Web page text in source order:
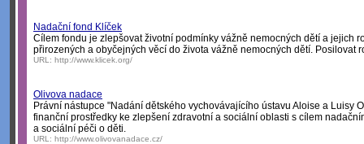
Nadační fond Klíček
Cílem fondu je zlepšovat životní podmínky vážně nemocných dětí a jejich
přirozených a obyčejných věcí do života vážně nemocných dětí. Posilovat
URL: http://www.klicek.org/
Olivova nadace
Právní nástupce "Nadání dětského vychovávajícího ústavu Aloise a Luisy
finanční prostředky ke zlepšení zdravotní a sociální oblasti s cílem
a sociální péči o děti.
URL: http://www.olivovanadace.cz/